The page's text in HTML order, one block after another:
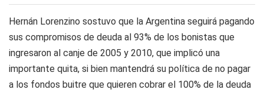
Hernán Lorenzino sostuvo que la Argentina seguirá pagando
sus compromisos de deuda al 93% de los bonistas que
ingresaron al canje de 2005 y 2010, que implicó una
importante quita, si bien mantendrá su política de no pagar
a los fondos buitre que quieren cobrar el 100% de la deuda